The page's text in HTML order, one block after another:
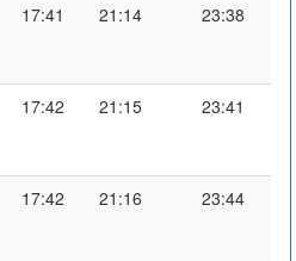
17:41 21:14 23:38
17:42 21:15 23:41
17:42 21:16 23:44